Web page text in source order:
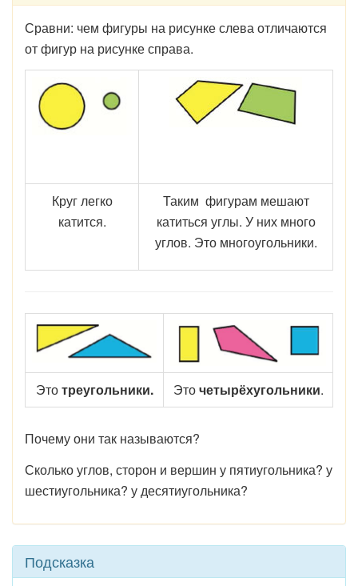
Сравни: чем фигуры на рисунке слева отличаются
от фигур на рисунке справа.
Круг легко
катится.
Таким фигурам мешают
катиться углы. У них много
углов. Это многоугольники.
Этотреугольники. Эточетырёхугольники.
Почему они так называются?
Сколько углов, сторон и вершин у пятиуголь­ника? у
шестиугольника? у десятиугольника?
Подсказка